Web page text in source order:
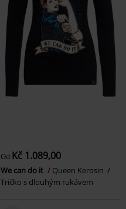
Od Kč 1.089,00
We can do it
Queen Kerosin
Tričko s dlouhým rukávem